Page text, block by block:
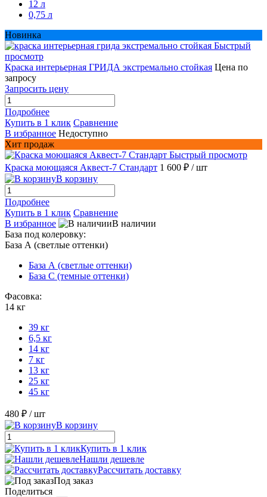
12 л
0,75 л
Новинка
Быстрый
просмотр
Краска интерьерная ГРИДА экстремально стойкая Цена по
запросу
Запросить цену
Подробнее
Купить в 1 клик Сравнение
В избранное Недоступно
Хит продаж
Быстрый просмотр
Краска моющаяся Аквест-7 Стандарт 1 600 ₽ / шт
В корзину
Подробнее
Купить в 1 клик Сравнение
В избранное
В наличии
База под колеровку:
База А (светлые оттенки)
База А (светлые оттенки)
База С (темные оттенки)
Фасовка:
14 кг
39 кг
6,5 кг
14 кг
7 кг
13 кг
25 кг
45 кг
480 ₽ / шт
В корзину
Купить в 1 клик
Нашли дешевле
Рассчитать доставку
Под заказ
Поделиться